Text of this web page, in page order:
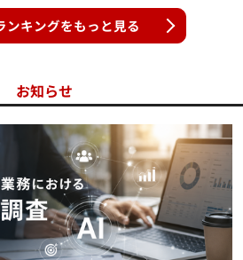
ンキングをもっと見る
お知らせ